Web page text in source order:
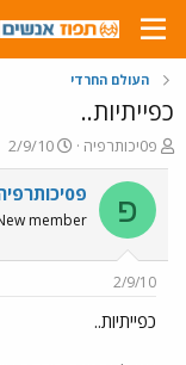
העולם החרדי
כפייתיות..
פ
ו
ת
ח
ה
ו
ש
א
פ0יכותרפיה
פ
ו
ר
ם
2/9/10
פ פ0יכותרפיה
member
2/9/10
כפייתיות..